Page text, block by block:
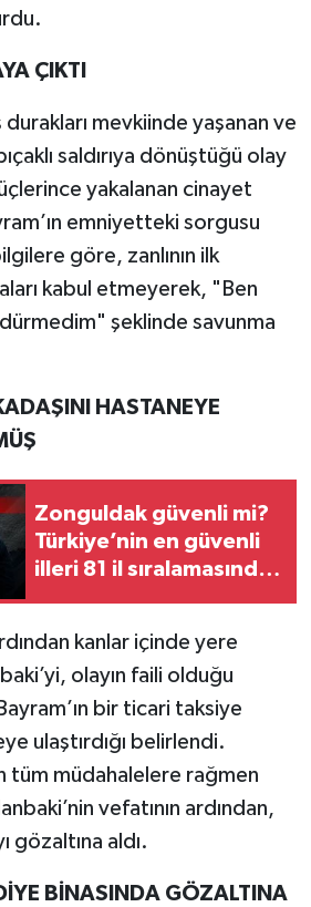
ÇIKTI
mevkiinde yaşanan ve
saldırıya dönüştüğü olay
yakalanan cinayet
emniyetteki sorgusu
göre, zanlının ilk
kabul etmeyerek, "Ben
şeklinde savunma
HASTANEYE
Zonguldak güvenli mi?
Türkiye’nin en güvenli
illeri 81 il sıralamasında
kanlar içinde yere
olayın faili olduğu
bir ticari taksiye
ulaştırdığı belirlendi.
tüm müdahalelere rağmen
vefatının ardından,
gözaltına aldı.
BİNASINDA GÖZALTINA